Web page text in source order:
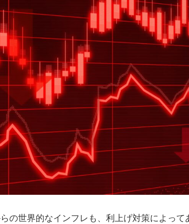
の世界的なインフレも、利上げ対策によっ